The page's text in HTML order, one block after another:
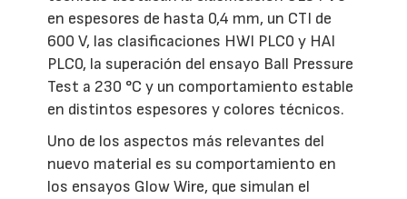
en espesores de hasta 0,4 mm, un CTI de
600 V, las clasificaciones HWI PLC0 y HAI
PLC0, la superación del ensayo Ball Pressure
Test a 230 °C y un comportamiento estable
en distintos espesores y colores técnicos.
Uno de los aspectos más relevantes del
nuevo material es su comportamiento en
los ensayos Glow Wire, que simulan el